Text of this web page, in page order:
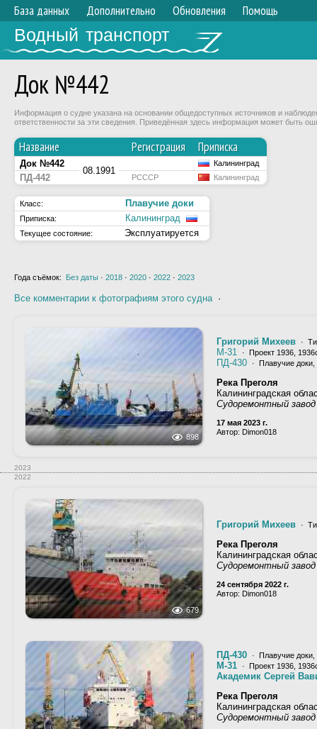
База данных Дополнительно Обновления Помощь
Водный транспорт
Док №442
Информация о судне указана на основании общедоступных источников и
ответственности за эти сведения. Приведённая здесь информация может быть
Название Регистрация Приписка
Док №442
08.1991
Калининград
ПД-442 РСССР Калининград
Класс: Плавучие доки
Приписка: Калининград
Текущее состояние: Эксплуатируется
Года съёмок: Без даты · 2018 · 2020 · 2022 · 2023
Все комментарии к фотографиям этого судна·
898
Григорий Михеев ·
М-31 · Проект 1936,
ПД-430 · Плавучие доки,
Река Преголя
Калининградская
Судоремонтный завод
17 мая 2023 г.
Автор: Dimon018
2023
2022
679
Григорий Михеев ·
Река Преголя
Калининградская
Судоремонтный завод
24 сентября 2022 г.
Автор: Dimon018
ПД-430 · Плавучие доки,
М-31 · Проект 1936,
Академик Сергей
Река Преголя
Калининградская
Судоремонтный завод